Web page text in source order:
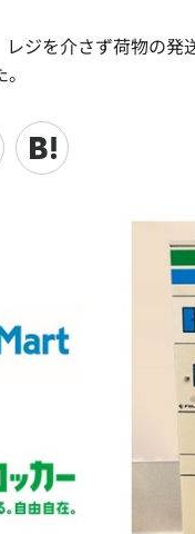
ジを介さず荷物の